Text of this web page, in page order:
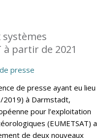
à partir de 2021
presse
de presse ayant eu lieu
2019) à Darmstadt,
pour l’exploitation
(EUMETSAT) a
de deux nouveaux